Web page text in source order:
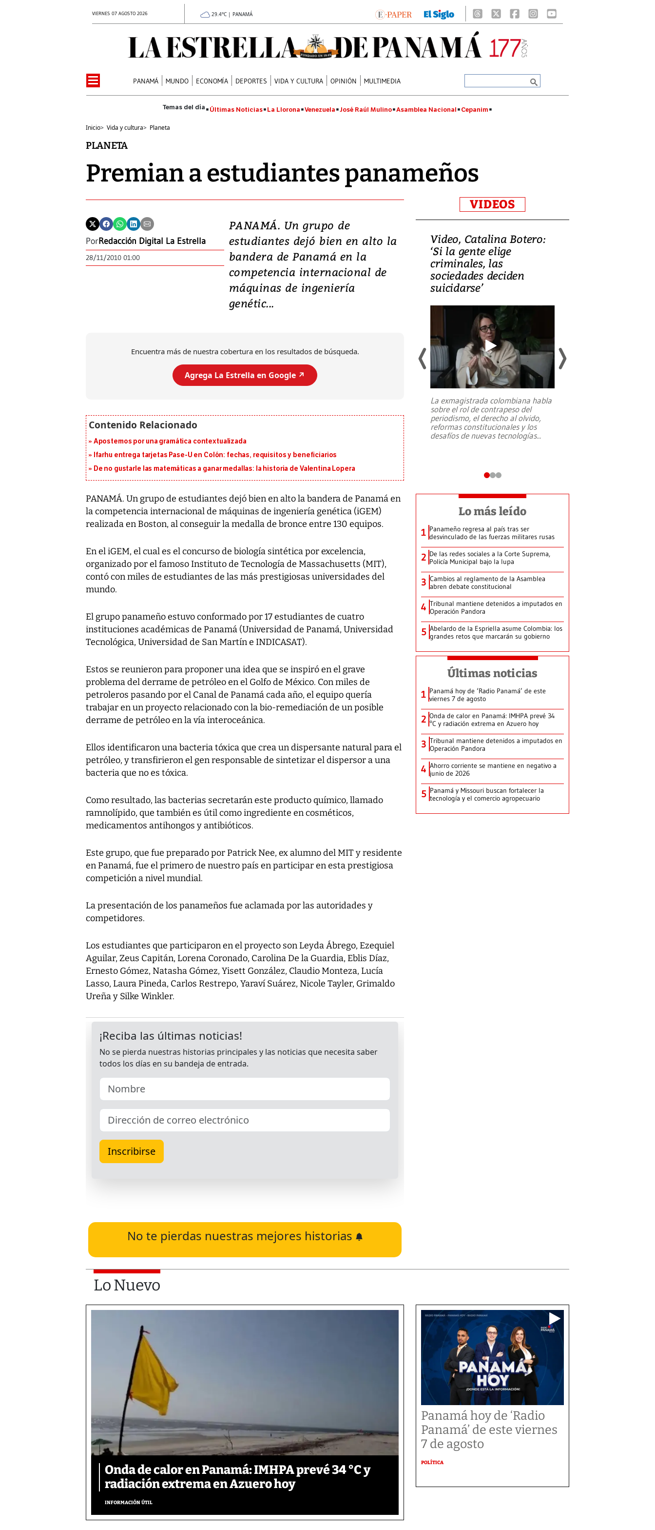
VIERNES 07 AGOSTO 2026 29.4°C | PANAMÁ
PANAMÁ MUNDO ECONOMÍA DEPORTES VIDA Y CULTURA OPINIÓN MULTIMEDIA
Últimas Noticias La Llorona Venezuela José Raúl Mulino Asamblea Nacional Cepanim
Inicio> Vida y cultura> Planeta
PLANETA
Premian a estudiantes panameños
PorRedacción Digital La Estrella
28/11/2010 01:00
PANAMÁ. Un grupo de
estudiantes dejó bien en alto la
bandera de Panamá en la
competencia internacional de
máquinas de ingeniería
genétic...
Encuentra más de nuestra cobertura en los resultados de búsqueda.
Agrega La Estrella en Google ↗️
Apostemos por una gramática contextualizada
Ifarhu entrega tarjetas Pase-U en Colón: fechas, requisitos y beneficiarios
De no gustarle las matemáticas a ganar medallas: la historia de Valentina Lopera
PANAMÁ. Un grupo de estudiantes dejó bien en alto la bandera de Panamá en
la competencia internacional de máquinas de ingeniería genética (iGEM)
realizada en Boston, al conseguir la medalla de bronce entre 130 equipos.
En el iGEM, el cual es el concurso de biología sintética por excelencia,
organizado por el famoso Instituto de Tecnología de Massachusetts (MIT),
contó con miles de estudiantes de las más prestigiosas universidades del
mundo.
El grupo panameño estuvo conformado por 17 estudiantes de cuatro
instituciones académicas de Panamá (Universidad de Panamá, Universidad
Tecnológica, Universidad de San Martín e INDICASAT).
Estos se reunieron para proponer una idea que se inspiró en el grave
problema del derrame de petróleo en el Golfo de México. Con miles de
petroleros pasando por el Canal de Panamá cada año, el equipo quería
trabajar en un proyecto relacionado con la bio-remediación de un posible
derrame de petróleo en la vía interoceánica.
Ellos identificaron una bacteria tóxica que crea un dispersante natural para el
petróleo, y transfirieron el gen responsable de sintetizar el dispersor a una
bacteria que no es tóxica.
Como resultado, las bacterias secretarán este producto químico, llamado
ramnolípido, que también es útil como ingrediente en cosméticos,
medicamentos antihongos y antibióticos.
Este grupo, que fue preparado por Patrick Nee, ex alumno del MIT y residente
en Panamá, fue el primero de nuestro país en participar en esta prestigiosa
competición a nivel mundial.
La presentación de los panameños fue aclamada por las autoridades y
competidores.
Los estudiantes que participaron en el proyecto son Leyda Ábrego, Ezequiel
Aguilar, Zeus Capitán, Lorena Coronado, Carolina De la Guardia, Eblis Díaz,
Ernesto Gómez, Natasha Gómez, Yisett González, Claudio Monteza, Lucía
Lasso, Laura Pineda, Carlos Restrepo, Yaraví Suárez, Nicole Tayler, Grimaldo
Ureña y Silke Winkler.
No te pierdas nuestras mejores historias
VIDEOS
Video, Japón: Terremoto
deja heridos y graves
daños en Kumamoto
Un fuerte terremoto de magnitud
7,1 se registró este martes 28 de
Video, Catalina Botero:
‘Si la gente elige
criminales, las
sociedades deciden
suicidarse’
La exmagistrada colombiana habla
sobre el rol de contrapeso del
periodismo, el derecho al olvido,
reformas constitucionales y los
desafíos de nuevas tecnologías...
Lo más leído
1 Panameño regresa al país tras ser
desvinculado de las fuerzas militares rusas
2 De las redes sociales a la Corte Suprema,
Policía Municipal bajo la lupa
3 Cambios al reglamento de la Asamblea
abren debate constitucional
4 Tribunal mantiene detenidos a imputados en
Operación Pandora
5 Abelardo de la Espriella asume Colombia: los
grandes retos que marcarán su gobierno
Últimas noticias
1 Panamá hoy de ‘Radio Panamá’ de este
viernes 7 de agosto
2 Onda de calor en Panamá: IMHPA prevé 34
°C y radiación extrema en Azuero hoy
3 Tribunal mantiene detenidos a imputados en
Operación Pandora
4 Ahorro corriente se mantiene en negativo a
junio de 2026
5 Panamá y Missouri buscan fortalecer la
tecnología y el comercio agropecuario
Lo Nuevo
Onda de calor en Panamá: IMHPA prevé 34 °C y
radiación extrema en Azuero hoy
INFORMACIÓN ÚTIL
Panamá hoy de ‘Radio
Panamá’ de este viernes
7 de agosto
POLÍTICA